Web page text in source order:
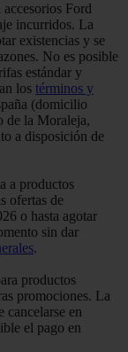
Ford
incurridos. La
existencias y se
No es posible
estándar y
los términos y
(domicilio
de la Moraleja,
a disposición de
a productos
ofertas de
o hasta agotar
sin dar
.
productos
promociones. La
cancelarse en
el pago en